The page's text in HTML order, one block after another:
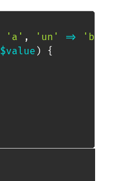
'a' , 'un' => 'b'
$value )
{